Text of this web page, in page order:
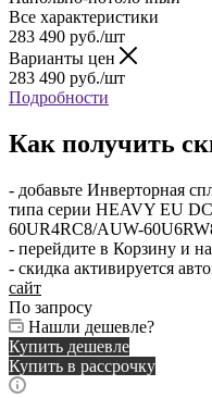
Все характеристики
283 490 руб./шт
Варианты цен
283 490 руб./шт
Подробности
Как получить
- добавьте Инверторная
типа серии HEAVY EU
60UR4RC8/AUW-
- перейдите в Корзину и
- скидка активируется
сайт
По запросу
Нашли дешевле?
Купить дешевле
Купить в рассрочку